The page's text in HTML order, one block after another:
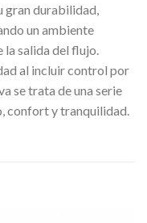
gran durabilidad,
un ambiente
salida del flujo.
al incluir control por
se trata de una serie
confort y tranquilidad.